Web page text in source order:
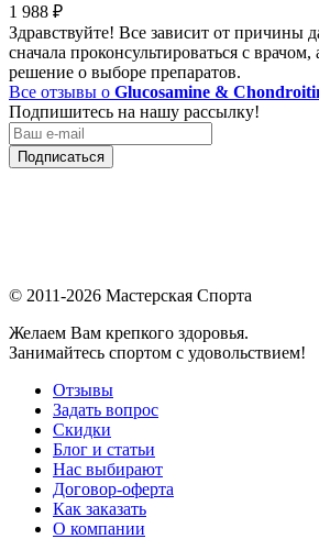
1 988 ₽
Здравствуйте! Все зависит от причины
сначала проконсультироваться с
решение о выборе препаратов.
Все отзывы о Glucosamine &
Подпишитесь на нашу рассылку!
Подписаться
© 2011-2026 Мастерская Спорта
Желаем Вам крепкого здоровья.
Занимайтесь спортом с удовольствием!
Отзывы
Задать вопрос
Скидки
Блог и статьи
Нас выбирают
Договор-оферта
Как заказать
О компании